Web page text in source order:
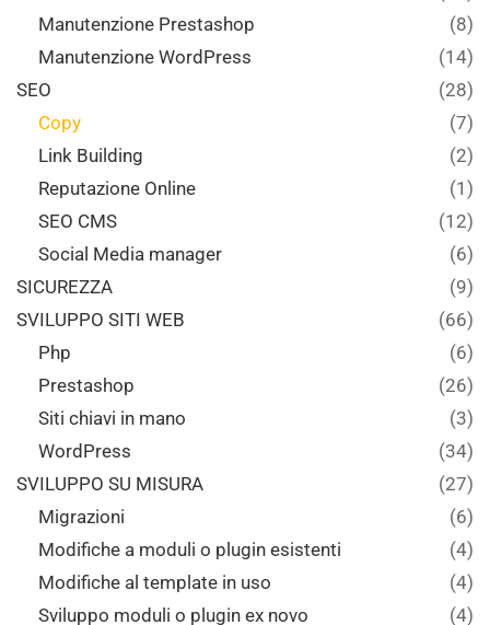
Manutenzione Prestashop
(8)
Manutenzione WordPress
(14)
SEO
(28)
Copy
(7)
Link Building
(2)
Reputazione Online
(1)
SEO CMS
(12)
Social Media manager
(6)
SICUREZZA
(9)
SVILUPPO SITI WEB
(66)
Php
(6)
Prestashop
(26)
Siti chiavi in mano
(3)
WordPress
(34)
SVILUPPO SU MISURA
(27)
Migrazioni
(6)
Modifiche a moduli o plugin esistenti
(4)
Modifiche al template in uso
(4)
Sviluppo moduli o plugin ex novo
(4)